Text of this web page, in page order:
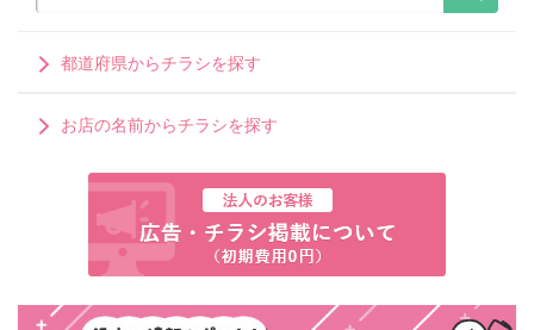
都道府県からチラシを探す
お店の名前からチラシを探す